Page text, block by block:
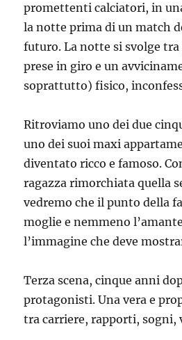
promettenti calciatori, in
la notte prima di un match
futuro. La notte si svolge
prese in giro e un
soprattutto) fisico,
Ritroviamo uno dei due
uno dei suoi maxi
diventato ricco e famoso.
ragazza rimorchiata quella
vedremo che il punto della
moglie e nemmeno
l’immagine che deve
Terza scena, cinque anni
protagonisti. Una vera e
tra carriere, rapporti, sogni,